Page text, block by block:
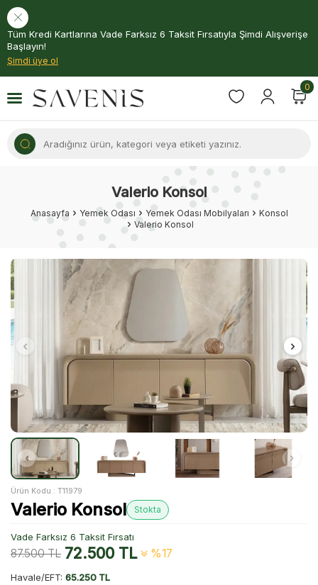
Tüm Kredi Kartlarına Vade Farksız 6 Taksit Fırsatıyla Şimdi Alışverişe
Başlayın!
Şimdi üye ol
0
Valerio Konsol
Anasayfa Yemek Odası Yemek Odası Mobilyaları
Konsol
Valerio Konsol
Ürün Kodu : T11979
Valerio Konsol Stokta
Vade Farksız 6 Taksit Fırsatı
87.500TL 72.500TL %17
Havale/EFT: 65.250 TL